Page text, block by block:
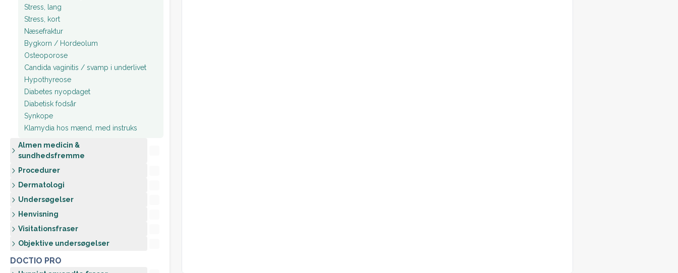
Stress, lang
Stress, kort
Næsefraktur
Bygkorn / Hordeolum
Osteoporose
Candida vaginitis / svamp i underlivet
Hypothyreose
Diabetes nyopdaget
Diabetisk fodsår
Synkope
Klamydia hos mænd, med instruks
Almen medicin &
sundhedsfremme
Procedurer
Dermatologi
Undersøgelser
Henvisning
Visitationsfraser
Objektive undersøgelser
DOCTIO PRO